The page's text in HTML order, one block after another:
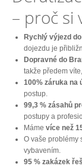
– proč si
Rychlý výjezd
dojezdu je
Dopravné do
takže předem
100% záruka na
postup.
99,3 % zásahů
postupy a
Máme více než
O vaše problémy
vybavením.
95 % zakázek